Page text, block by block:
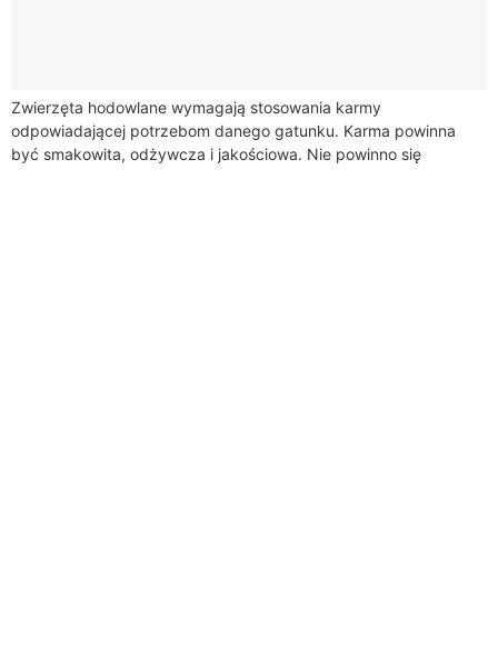
Zwierzęta hodowlane wymagają stosowania karmy
odpowiadającej potrzebom danego gatunku. Karma powinna
być smakowita, odżywcza i jakościowa. Nie powinno się